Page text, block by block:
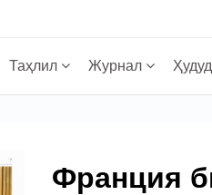
Таҳлил Журнал
Франция